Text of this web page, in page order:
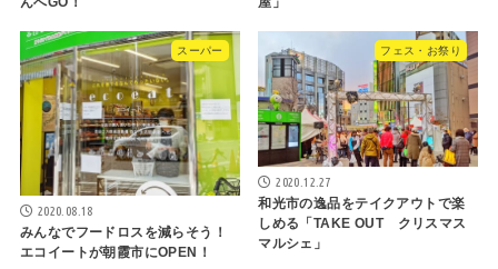
スーパー
2020.08.18
みんなでフードロスを減らそう！
エコイートが朝霞市にOPEN！
フェス・お祭り
2020.12.27
和光市の逸品をテイクアウトで楽
しめる「TAKE OUT クリスマス
マルシェ」